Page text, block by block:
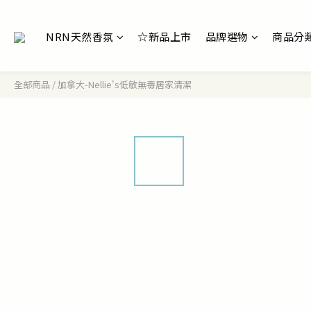
NRN天然香氛 ☆新品上市 品牌選物 商品分
全部商品 /加拿大-Nellie's低敏無毒居家清潔